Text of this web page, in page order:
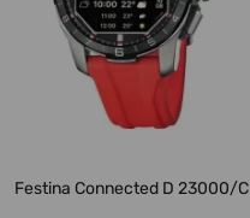
Festina Connected D 23000/C